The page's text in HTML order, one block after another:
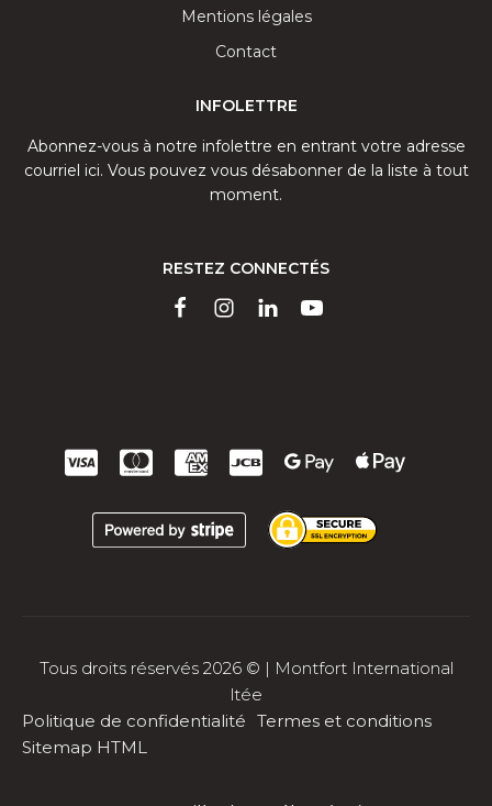
Mentions légales
Contact
INFOLETTRE
Abonnez-vous à notre infolettre en entrant votre adresse
courriel ici. Vous pouvez vous désabonner de la liste à tout
moment.
RESTEZ CONNECTÉS
Tous droits réservés 2026 © | Montfort International
ltée
Politique de confidentialité Termes et conditions
Sitemap HTML